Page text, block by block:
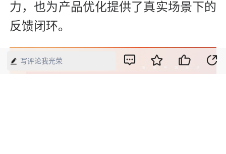
力，也为产品优化提供了真实场景下的
反馈闭环。
写评论我光荣